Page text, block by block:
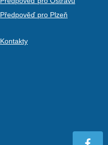
Předpověď pro Plzeň
Kontakty